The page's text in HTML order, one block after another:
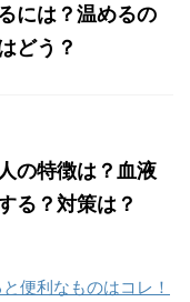
には？温めるの
どう？
の特徴は？血液
る？対策は？
便利なものはコレ！